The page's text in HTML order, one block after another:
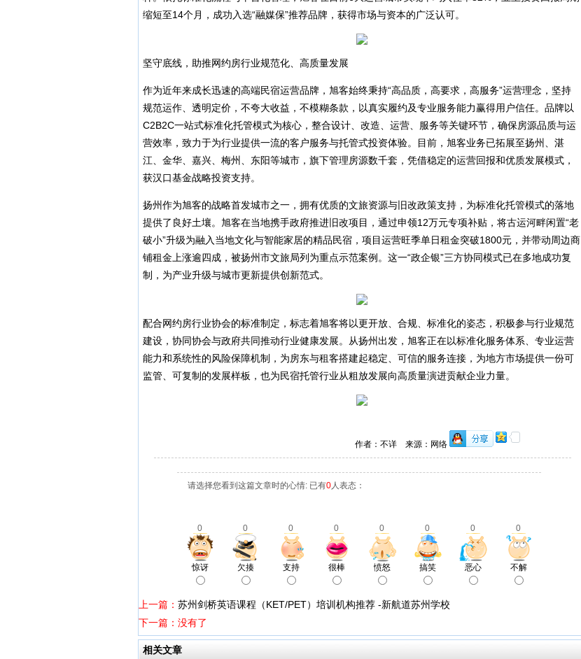
缩短至14个月，成功入选“融媒保”推荐品牌，获得市场与资本的广泛认可。
坚守底线，助推网约房行业规范化、高质量发展
作为近年来成长迅速的高端民宿运营品牌，旭客始终秉持“高品质，高要求，高服务”运营理念，坚持
规范运作、透明定价，不夸大收益，不模糊条款，以真实履约及专业服务能力赢得用户信任。品牌以
C2B2C一站式标准化托管模式为核心，整合设计、改造、运营、服务等关键环节，确保房源品质与运
营效率，致力于为行业提供一流的客户服务与托管式投资体验。目前，旭客业务已拓展至扬州、湛
江、金华、嘉兴、梅州、东阳等城市，旗下管理房源数千套，凭借稳定的运营回报和优质发展模式，
获汉口基金战略投资支持。
扬州作为旭客的战略首发城市之一，拥有优质的文旅资源与旧改政策支持，为标准化托管模式的落地
提供了良好土壤。旭客在当地携手政府推进旧改项目，通过申领12万元专项补贴，将古运河畔闲置“老
破小”升级为融入当地文化与智能家居的精品民宿，项目运营旺季单日租金突破1800元，并带动周边商
铺租金上涨逾四成，被扬州市文旅局列为重点示范案例。这一“政企银”三方协同模式已在多地成功复
制，为产业升级与城市更新提供创新范式。
配合网约房行业协会的标准制定，标志着旭客将以更开放、合规、标准化的姿态，积极参与行业规范
建设，协同协会与政府共同推动行业健康发展。从扬州出发，旭客正在以标准化服务体系、专业运营
能力和系统性的风险保障机制，为房东与租客搭建起稳定、可信的服务连接，为地方市场提供一份可
监管、可复制的发展样板，也为民宿托管行业从粗放发展向高质量演进贡献企业力量。
作者：不详 来源：网络
请选择您看到这篇文章时的心情: 已有0人表态：
0 0 0 0 0 0 0 0
惊讶 欠揍 支持 很棒 愤怒 搞笑 恶心 不解
上一篇： 苏州剑桥英语课程（KET/PET）培训机构推荐 -新航道苏州学校
下一篇：没有了
相关文章